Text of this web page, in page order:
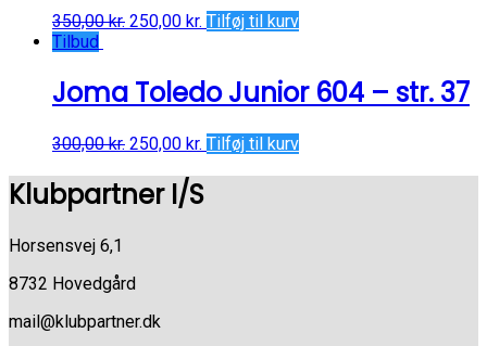
350,00kr. 250,00 kr. Tilføj til kurv
Tilbud
Joma Toledo Junior 604 – str. 37
300,00kr. 250,00 kr. Tilføj til kurv
Klubpartner I/S
Horsensvej 6,1
8732 Hovedgård
mail@klubpartner.dk